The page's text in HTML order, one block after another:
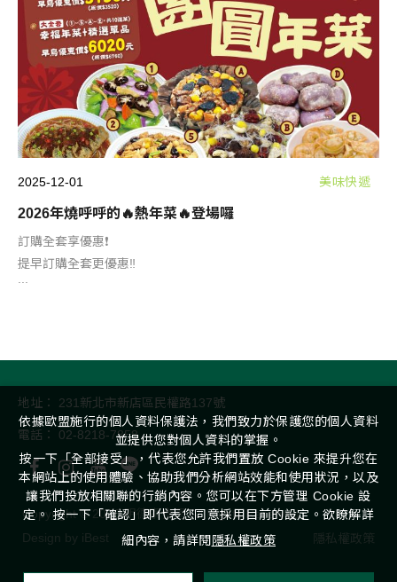
2025-12-01 美味快遞
2026年燒呼呼的🔥熱年菜🔥登場囉
訂購全套享優惠❗️
提早訂購全套更優惠‼
...
地址： 231新北市新店區民權路137號
電話： 02-8218-7858
Copyright © 2026 明德素食園 All Rights Reserved.
Design by iBest 隱私權政策
依據歐盟施行的個人資料保護法，我們致力於保護您的個人資料
並提供您對個人資料的掌握。
按一下「全部接受」，代表您允許我們置放 Cookie 來提升您在
本網站上的使用體驗、協助我們分析網站效能和使用狀況，以及
讓我們投放相關聯的行銷內容。您可以在下方管理 Cookie 設
定。 按一下「確認」即代表您同意採用目前的設定。欲瞭解詳
細內容，請詳閱 隱私權政策